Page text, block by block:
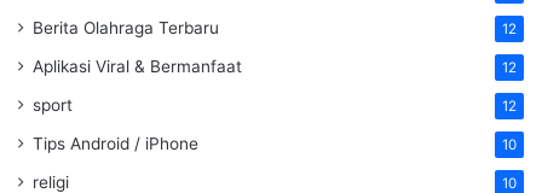
Berita Olahraga Terbaru 12
Aplikasi Viral & Bermanfaat 12
sport 12
Tips Android / iPhone 10
religi 10